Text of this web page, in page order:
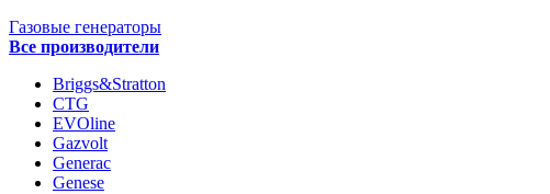
Газовые генераторы
Все производители
Briggs&Stratton
CTG
EVOline
Gazvolt
Generac
Genese